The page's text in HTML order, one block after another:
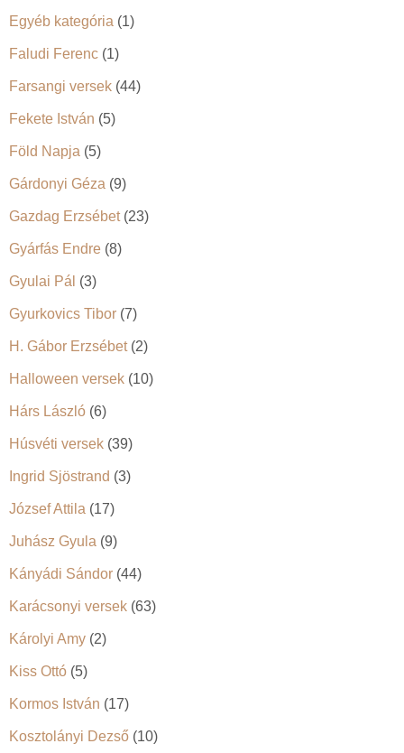
Egyéb kategória (1)
Faludi Ferenc (1)
Farsangi versek (44)
Fekete István (5)
Föld Napja (5)
Gárdonyi Géza (9)
Gazdag Erzsébet(23)
Gyárfás Endre (8)
Gyulai Pál (3)
Gyurkovics Tibor (7)
H. Gábor Erzsébet(2)
Halloween versek (10)
Hárs László (6)
Húsvéti versek (39)
Ingrid Sjöstrand (3)
József Attila (17)
Juhász Gyula (9)
Kányádi Sándor (44)
Karácsonyi versek (63)
Károlyi Amy (2)
Kiss Ottó (5)
Kormos István (17)
Kosztolányi Dezső (10)